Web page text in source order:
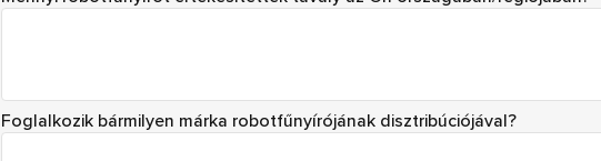
Foglalkozik bármilyen márka robotfűnyírójának disztribúciójával?